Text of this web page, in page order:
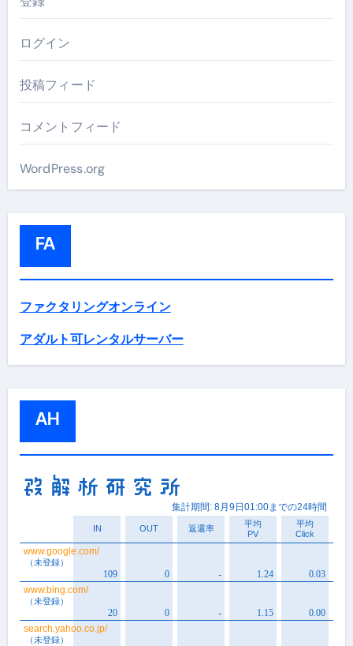
ログイン
投稿フィード
コメントフィード
WordPress.org
FA
ファクタリングオンライン
アダルト可レンタルサーバー
AH